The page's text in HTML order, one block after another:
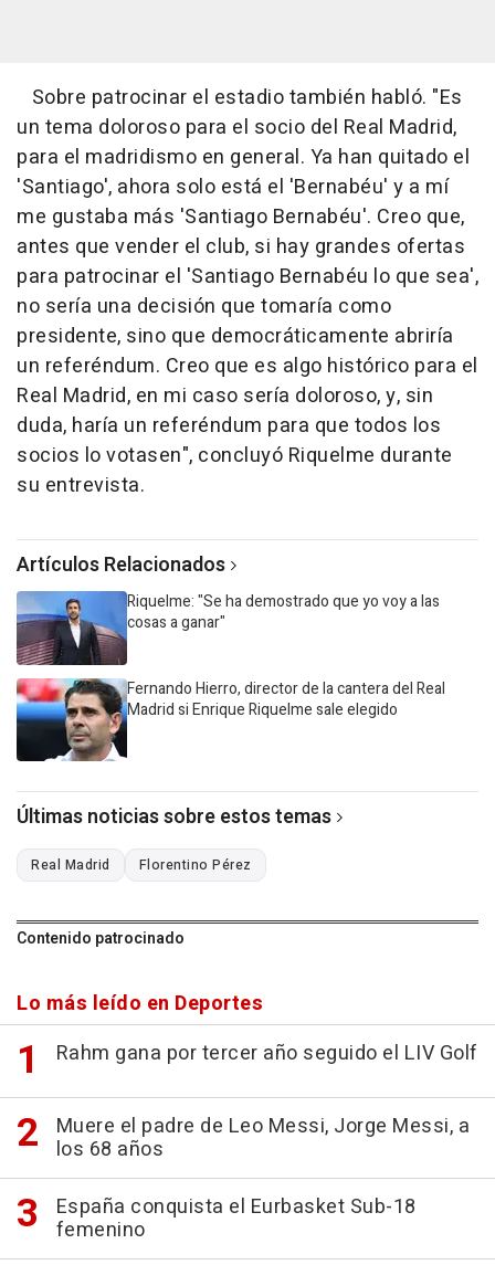
Sobre patrocinar el estadio también habló. "Es
un tema doloroso para el socio del Real Madrid,
para el madridismo en general. Ya han quitado el
'Santiago', ahora solo está el 'Bernabéu' y a mí
me gustaba más 'Santiago Bernabéu'. Creo que,
antes que vender el club, si hay grandes ofertas
para patrocinar el 'Santiago Bernabéu lo que sea',
no sería una decisión que tomaría como
presidente, sino que democráticamente abriría
un referéndum. Creo que es algo histórico para el
Real Madrid, en mi caso sería doloroso, y, sin
duda, haría un referéndum para que todos los
socios lo votasen", concluyó Riquelme durante
su entrevista.
Artículos Relacionados
Riquelme: "Se ha demostrado que yo voy a las
cosas a ganar"
Fernando Hierro, director de la cantera del Real
Madrid si Enrique Riquelme sale elegido
Últimas noticias sobre estos temas
Real Madrid Florentino Pérez
Contenido patrocinado
Lo más leído en Deportes
Rahm gana por tercer año seguido el LIV Golf
Muere el padre de Leo Messi, Jorge Messi, a
los 68 años
España conquista el Eurbasket Sub-18
femenino